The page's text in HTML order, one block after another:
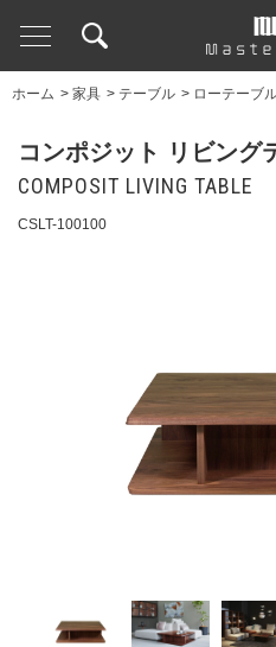
ホーム > 家具 > テーブル > ローテーブ
コンポジット リビング
COMPOSIT LIVING TABLE
CSLT-100100